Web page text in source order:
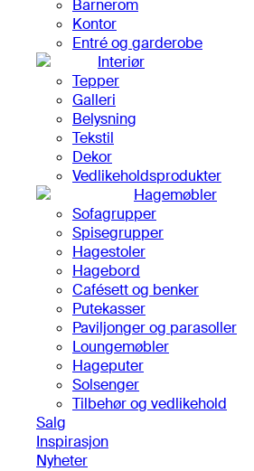
Barnerom
Kontor
Entré og garderobe
Interiør
Tepper
Galleri
Belysning
Tekstil
Dekor
Vedlikeholdsprodukter
Hagemøbler
Sofagrupper
Spisegrupper
Hagestoler
Hagebord
Cafésett og benker
Putekasser
Paviljonger og parasoller
Loungemøbler
Hageputer
Solsenger
Tilbehør og vedlikehold
Salg
Inspirasjon
Nyheter